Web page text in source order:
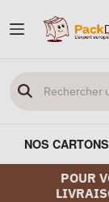
NOS CARTONS
POUR